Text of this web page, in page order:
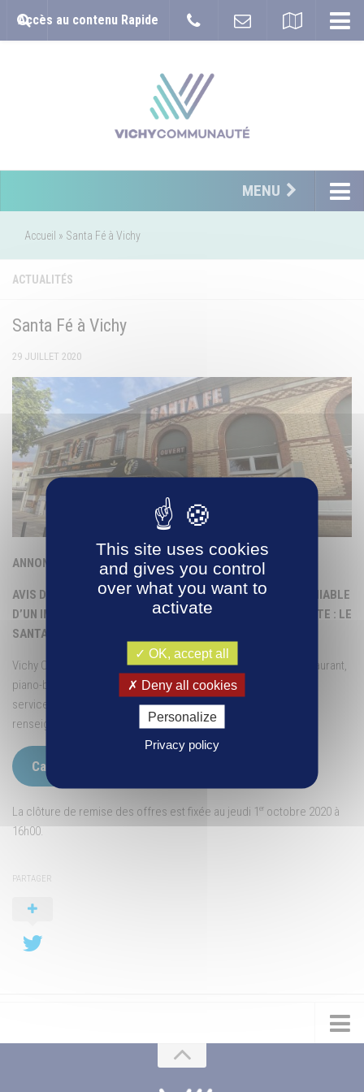
Accès au contenu Rapide
MENU
Accueil » Santa Fé à Vichy
ACTUALITÉS
Santa Fé à Vichy
29 JUILLET 2020
ANNONCE RESTREINTE
AVIS D’APPEL A CANDIDATURES EN VUE DE LA CESSION AMIABLE
D’UN IMMEUBLE DU DOMAINE PRIVE DE VICHY COMMUNAUTE : LE
SANTA FE A VICHY (03200)
Vichy Communauté recherche, pour l’exploitation d’un bar-restaurant,
piano-bar, établissement de nuit, un acquéreur proposant des
services de restauration et d’animations festives. Pour plus de
renseignement, veuillez-vous rendre sur le site internet :
Cahier des charges de la vente
La clôture de remise des offres est fixée au jeudi 1 er octobre 2020 à
16h00.
PARTAGER
This site uses cookies
and gives you control
over what you want to
activate
OK, accept all
Deny all cookies
Personalize
Privacy policy